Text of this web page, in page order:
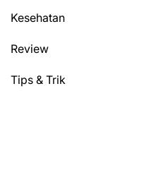
Kesehatan
Review
Tips & Trik